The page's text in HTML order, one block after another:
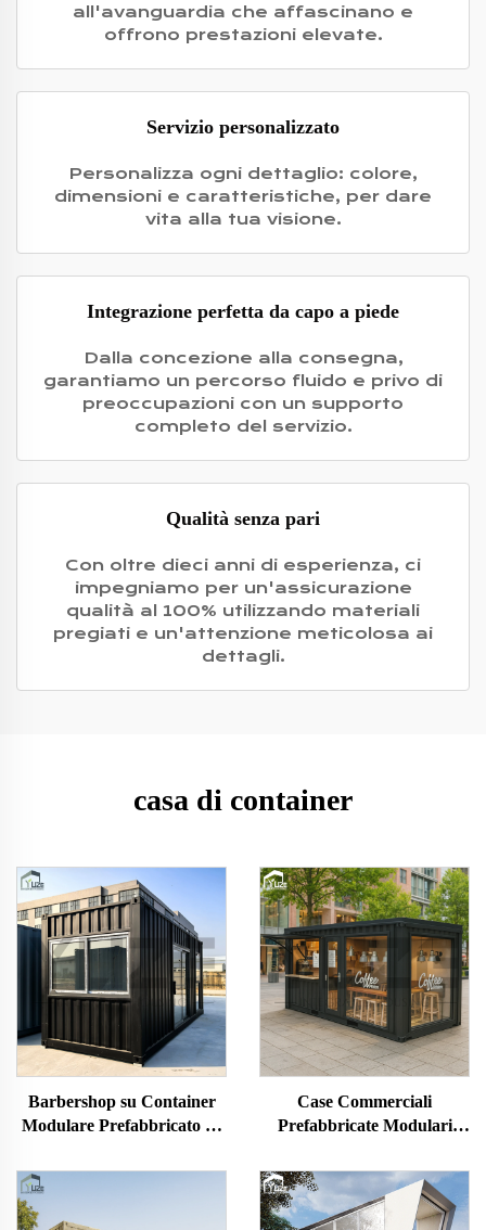
all'avanguardia che affascinano e
offrono prestazioni elevate.
Servizio personalizzato
Personalizza ogni dettaglio: colore,
dimensioni e caratteristiche, per dare
vita alla tua visione.
Integrazione perfetta da capo a piede
Dalla concezione alla consegna,
garantiamo un percorso fluido e privo di
preoccupazioni con un supporto
completo del servizio.
Qualità senza pari
Con oltre dieci anni di esperienza, ci
impegniamo per un'assicurazione
qualità al 100% utilizzando materiali
pregiati e un'attenzione meticolosa ai
dettagli.
casa di container
Barbershop su Container
Modulare Prefabbricato su
Case Commerciali
Prefabbricate Modulari
Chiosco Caffè con Tettoia